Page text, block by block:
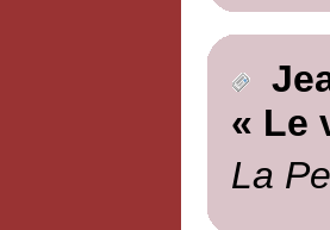
« Le
La